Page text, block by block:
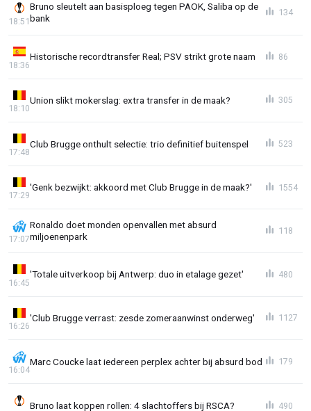
Bruno sleutelt aan basisploeg tegen PAOK, Saliba op de
bank
18:51
134
Historische recordtransfer Real; PSV strikt grote naam
18:36
86
Union slikt mokerslag: extra transfer in de maak?
18:10
305
Club Brugge onthult selectie: trio definitief buitenspel
17:48
523
'Genk bezwijkt: akkoord met Club Brugge in de maak?'
17:29
1554
Ronaldo doet monden openvallen met absurd
miljoenenpark
17:07
118
'Totale uitverkoop bij Antwerp: duo in etalage gezet'
16:45
480
'Club Brugge verrast: zesde zomeraanwinst onderweg'
16:26
1127
Marc Coucke laat iedereen perplex achter bij absurd bod
16:04
179
Bruno laat koppen rollen: 4 slachtoffers bij RSCA? 490